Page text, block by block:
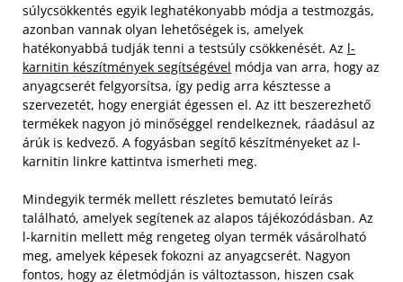
súlycsökkentés egyik leghatékonyabb módja a testmozgás,
azonban vannak olyan lehetőségek is, amelyek
hatékonyabbá tudják tenni a testsúly csökkenését. Az l-
karnitin készítmények segítségével módja van arra, hogy az
anyagcserét felgyorsítsa, így pedig arra késztesse a
szervezetét, hogy energiát égessen el. Az itt beszerezhető
termékek nagyon jó minőséggel rendelkeznek, ráadásul az
árúk is kedvező. A fogyásban segítő készítményeket az l-
karnitin linkre kattintva ismerheti meg.
Mindegyik termék mellett részletes bemutató leírás
található, amelyek segítenek az alapos tájékozódásban. Az
l-karnitin mellett még rengeteg olyan termék vásárolható
meg, amelyek képesek fokozni az anyagcserét. Nagyon
fontos, hogy az életmódján is változtasson, hiszen csak